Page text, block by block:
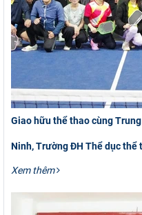
Giao hữu thể thao cùng
Ninh, Trường ĐH Thể dục thể
Xem thêm